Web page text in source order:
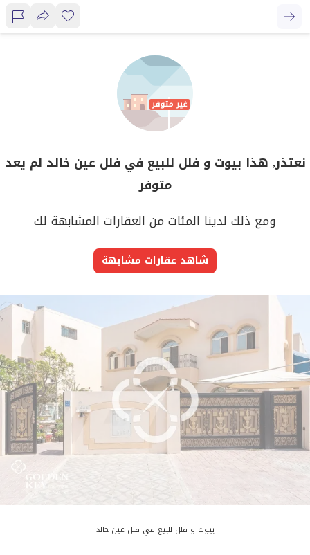
نعتذر, هذا بيوت و فلل للبيع في فلل عين خالد لم يعد
متوفر
ومع ذلك لدينا المئات من العقارات المشابهة لك
شاهد عقارات مشابهة
بيوت و فلل للبيع في فلل عين خالد